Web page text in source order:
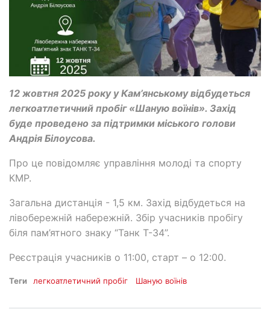
12 жовтня 2025 року у Кам’янському відбудеться
легкоатлетичний пробіг «Шаную воїнів». Захід
буде проведено за підтримки міського голови
Андрія Білоусова.
Про це повідомляє управління молоді та спорту
КМР.
Загальна дистанція - 1,5 км. Захід відбудеться на
лівобережній набережній. Збір учасників пробігу
біля пам’ятного знаку “Танк Т-34”.
Реєстрація учасників о 11:00, старт – о 12:00.
Теги легкоатлетичний пробіг Шаную воїнів